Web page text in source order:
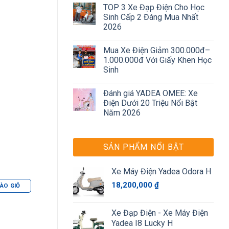
GIỎ
TOP 3 Xe Đạp Điện Cho Học
Sinh Cấp 2 Đáng Mua Nhất
2026
Mua Xe Điện Giảm 300.000đ–
1.000.000đ Với Giấy Khen Học
Sinh
Đánh giá YADEA OMEE: Xe
Điện Dưới 20 Triệu Nổi Bật
Năm 2026
SẢN PHẨM NỔI BẬT
Xe Máy Điện Yadea Odora H
18,200,000 ₫
Xe Đạp Điện - Xe Máy Điện
Yadea I8 Lucky H